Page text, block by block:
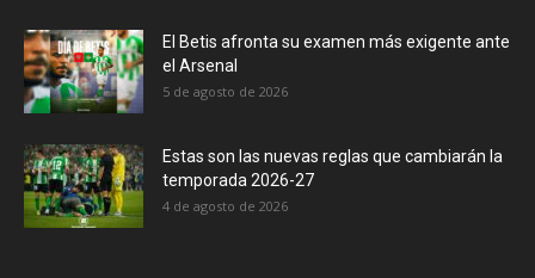
El Betis afronta su examen más exigente ante
el Arsenal
5 de agosto de 2026
Estas son las nuevas reglas que cambiarán la
temporada 2026-27
4 de agosto de 2026